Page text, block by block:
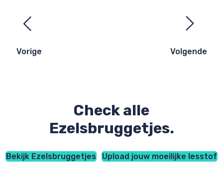
Ezelsbruggetjes
navigatie
Vorige Volgende
Check alle
Ezelsbruggetjes.
Bekijk Ezelsbruggetjes Upload jouw moeilijke lesstof